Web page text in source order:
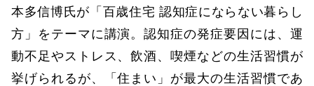
本多信博氏が「百歳住宅 認知症にならない暮らし
方」をテーマに講演。認知症の発症要因には、運
動不足やストレス、飲酒、喫煙などの生活習慣が
挙げられるが、「住まい」が最大の生活習慣であ